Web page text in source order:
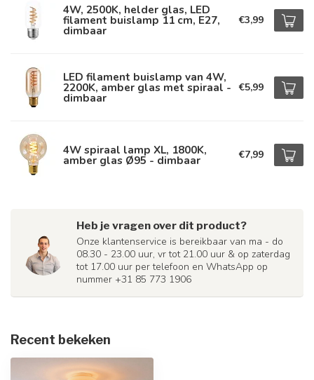
4W, 2500K, helder glas, LED
filament buislamp 11 cm, E27,
dimbaar
€3,99
LED filament buislamp van 4W,
2200K, amber glas met spiraal -
dimbaar
€5,99
4W spiraal lamp XL, 1800K,
amber glas Ø95 - dimbaar €7,99
Heb je vragen over dit product?
Onze klantenservice is bereikbaar van ma - do
08.30 - 23.00 uur, vr tot 21.00 uur & op zaterdag
tot 17.00 uur per telefoon en WhatsApp op
nummer +31 85 773 1906
Recent bekeken